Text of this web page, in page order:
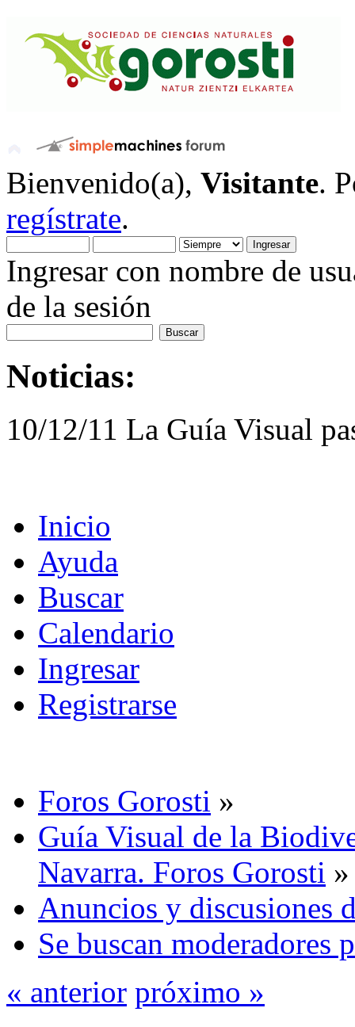
Bienvenido(a), Visitante.
regístrate.
Ingresar con nombre de
de la sesión
Noticias:
10/12/11 La Guía Visual
Inicio
Ayuda
Buscar
Calendario
Ingresar
Registrarse
Foros Gorosti »
Guía Visual de la
Navarra. Foros Gorosti »
Anuncios y discusiones
Se buscan moderadores
« anterior próximo »